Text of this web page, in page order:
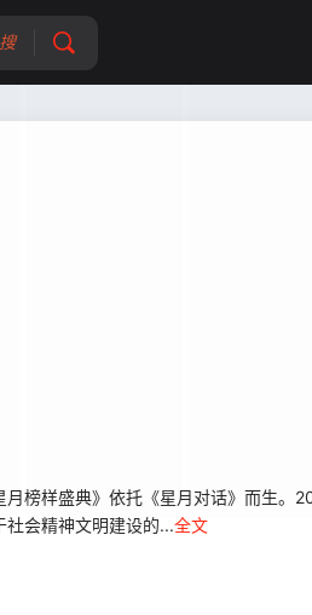
榜样盛典》依托《星月对话》而生。
会精神文明建设的...全文